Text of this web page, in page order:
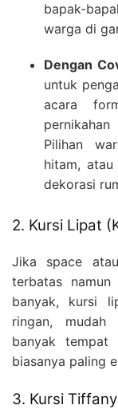
bapak-
warga di
Dengan
untuk
acara
Pilihan
hitam,
dekorasi
2. Kursi Lipat
Jika space
terbatas
banyak, kursi
ringan, mudah
banyak tempat
biasanya paling
3. Kursi Tiffany